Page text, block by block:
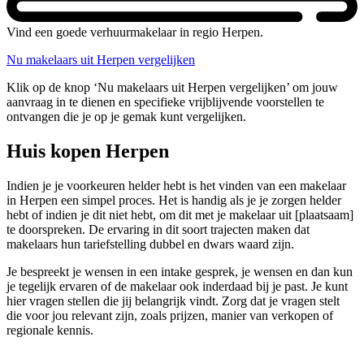
Vind een goede verhuurmakelaar in regio Herpen.
Nu makelaars uit Herpen vergelijken
Klik op de knop ‘Nu makelaars uit Herpen vergelijken’ om jouw
aanvraag in te dienen en specifieke vrijblijvende voorstellen te
ontvangen die je op je gemak kunt vergelijken.
Huis kopen Herpen
Indien je je voorkeuren helder hebt is het vinden van een makelaar
in Herpen een simpel proces. Het is handig als je je zorgen helder
hebt of indien je dit niet hebt, om dit met je makelaar uit [plaatsaam]
te doorspreken. De ervaring in dit soort trajecten maken dat
makelaars hun tariefstelling dubbel en dwars waard zijn.
Je bespreekt je wensen in een intake gesprek, je wensen en dan kun
je tegelijk ervaren of de makelaar ook inderdaad bij je past. Je kunt
hier vragen stellen die jij belangrijk vindt. Zorg dat je vragen stelt
die voor jou relevant zijn, zoals prijzen, manier van verkopen of
regionale kennis.